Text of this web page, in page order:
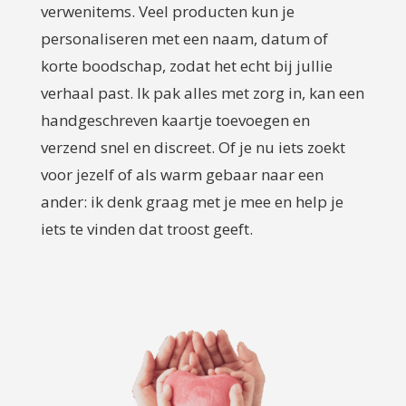
verwenitems. Veel producten kun je
personaliseren met een naam, datum of
korte boodschap, zodat het echt bij jullie
verhaal past. Ik pak alles met zorg in, kan een
handgeschreven kaartje toevoegen en
verzend snel en discreet. Of je nu iets zoekt
voor jezelf of als warm gebaar naar een
ander: ik denk graag met je mee en help je
iets te vinden dat troost geeft.